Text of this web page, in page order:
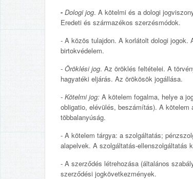
- Dologi jog. A kötelmi és a dologi
Eredeti és származékos szerzésmódok.
- A közös tulajdon. A korlátolt dologi jogok.
birtokvédelem.
- Öröklési jog. Az öröklés feltételei. A
hagyatéki eljárás. Az örökösök jogállása.
- Kötelmi jog: A kötelem fogalma, helye a
obligatio, elévülés, beszámítás). A
többalanyúság.
- A kötelem tárgya: a szolgáltatás;
alapelvek. A szolgáltatás-ellenszolgáltatás
- A szerződés létrehozása (általános
szerződési jogkövetkezmények.